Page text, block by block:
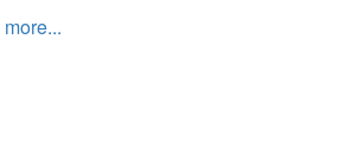
more...